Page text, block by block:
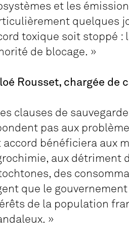
et les
quelques
toxique soit stoppé :
de blocage. »
Rousset, chargée de
clauses de
pas aux
accord bénéficiera aux
aux détriment
des
que le
de la population
»